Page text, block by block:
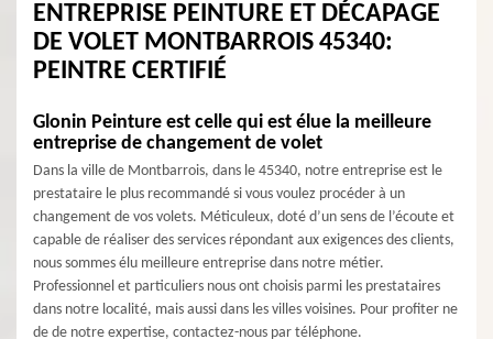
ENTREPRISE PEINTURE ET DÉCAPAGE
DE VOLET MONTBARROIS 45340:
PEINTRE CERTIFIÉ
Glonin Peinture est celle qui est élue la meilleure
entreprise de changement de volet
Dans la ville de Montbarrois, dans le 45340, notre entreprise est le
prestataire le plus recommandé si vous voulez procéder à un
changement de vos volets. Méticuleux, doté d’un sens de l’écoute et
capable de réaliser des services répondant aux exigences des clients,
nous sommes élu meilleure entreprise dans notre métier.
Professionnel et particuliers nous ont choisis parmi les prestataires
dans notre localité, mais aussi dans les villes voisines. Pour profiter ne
de de notre expertise, contactez-nous par téléphone.